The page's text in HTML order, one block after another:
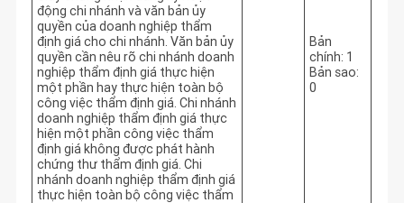
động chi nhánh và văn bản ủy
quyền của doanh nghiệp thẩm
định giá cho chi nhánh. Văn bản ủy
quyền cần nêu rõ chi nhánh doanh
nghiệp thẩm định giá thực hiện
một phần hay thực hiện toàn bộ
công việc thẩm định giá. Chi nhánh
doanh nghiệp thẩm định giá thực
hiện một phần công việc thẩm
định giá không được phát hành
chứng thư thẩm định giá. Chi
nhánh doanh nghiệp thẩm định giá
thực hiện toàn bộ công việc thẩm
Bản
chính: 1
Bản sao:
0